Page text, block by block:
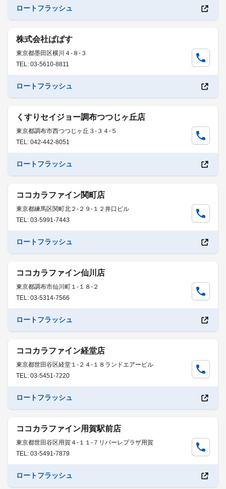
ロートフラッシュ
株式会社ぱぱす
東京都墨田区横川４-８-３
TEL: 03-5610-8811
ロートフラッシュ
くすりセイジョー調布つつじヶ丘店
東京都調布市西つつじヶ丘３-３４-５
TEL: 042-442-8051
ロートフラッシュ
ココカラファイン関町店
東京都練馬区関町北２-２９-１２井口ビル
TEL: 03-5991-7443
ロートフラッシュ
ココカラファイン仙川店
東京都調布市仙川町１-１８-２
TEL: 03-5314-7566
ロートフラッシュ
ココカラファイン経堂店
東京都世田谷区経堂１-２４-１８ランドエアービル
TEL: 03-5451-7220
ロートフラッシュ
ココカラファイン用賀駅前店
東京都世田谷区用賀４-１１-７リバーレプラザ用賀
TEL: 03-5491-7879
ロートフラッシュ